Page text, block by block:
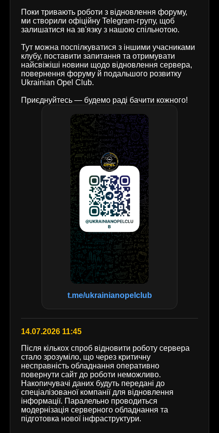
Поки тривають роботи з відновлення форуму,
ми створили офіційну Telegram-групу, щоб
залишатися на зв'язку з нашою спільнотою.
Тут можна поспілкуватися з іншими учасниками
клубу, поставити запитання та отримувати
найсвіжіші новини щодо відновлення сервера,
повернення форуму й подальшого розвитку
Ukrainian Opel Club.
Приєднуйтесь — будемо раді бачити кожного!
t.me/ukrainianopelclub
14.07.2026 11:45
Після кількох спроб відновити роботу сервера
стало зрозуміло, що через критичну
несправність обладнання оперативно
повернути сайт до роботи неможливо.
Накопичувачі даних будуть передані до
спеціалізованої компанії для відновлення
інформації. Паралельно проводиться
модернізація серверного обладнання та
підготовка нової інфраструктури.